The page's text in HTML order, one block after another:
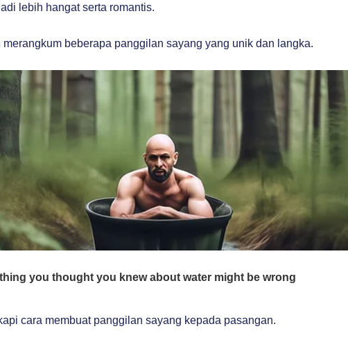
lebih hangat serta romantis.
merangkum beberapa panggilan sayang yang unik dan langka.
cara membuat panggilan sayang kepada pasangan.